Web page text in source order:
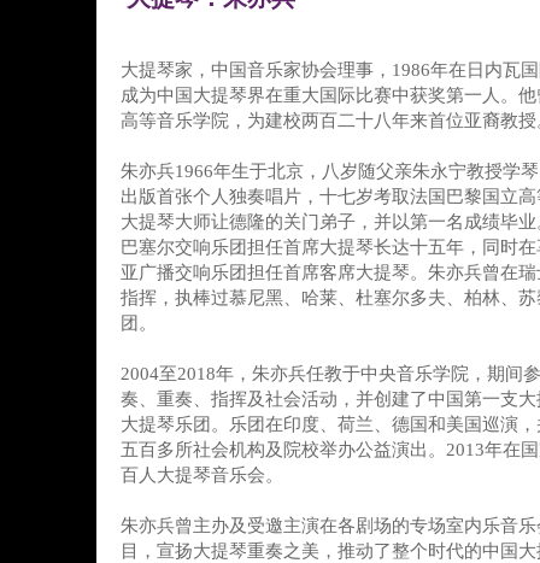
大提琴家，中国音乐家协会理事，1986年在日内瓦
成为中国大提琴界在重大国际比赛中获奖第一人。
高等音乐学院，为建校两百二十八年来首位亚裔教授
朱亦兵1966年生于北京，八岁随父亲朱永宁教授学
出版首张个人独奏唱片，十七岁考取法国巴黎国立
大提琴大师让德隆的关门弟子，并以第一名成绩毕
巴塞尔交响乐团担任首席大提琴长达十五年，同时
亚广播交响乐团担任首席客席大提琴。朱亦兵曾在
指挥，执棒过慕尼黑、哈莱、杜塞尔多夫、柏林、
团。
2004至2018年，朱亦兵任教于中央音乐学院，期间
奏、重奏、指挥及社会活动，并创建了中国第一支
大提琴乐团。乐团在印度、荷兰、德国和美国巡演
五百多所社会机构及院校举办公益演出。2013年在
百人大提琴音乐会。
朱亦兵曾主办及受邀主演在各剧场的专场室内乐音
目，宣扬大提琴重奏之美，推动了整个时代的中国